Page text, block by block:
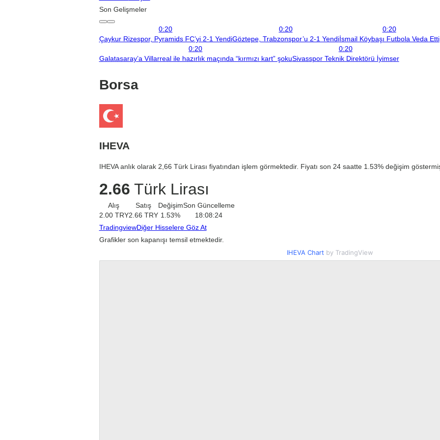
Son Gelişmeler
0:20
Çaykur Rizespor, Pyramids FC’yi 2-1 Yendi
0:20
Göztepe, Trabzonspor’u 2-1 Yendi
0:20
İsmail Köybaşı Futbola Veda Etti
0:20
Galatasaray’a Villarreal ile hazırlık maçında “kırmızı kart” şoku
0:20
Sivasspor Teknik Direktörü İyimser
Borsa
IHEVA
IHEVA anlık olarak 2,66 Türk Lirası fiyatından işlem görmektedir. Fiyatı son 24 saatte 1.53% değişim
2.66 Türk Lirası
Alış
2.00 TRY
Satış
2.66 TRY
Değişim
1.53%
Son Güncelleme
18:08:24
TradingviewDiğer Hisselere Göz At
Grafikler son kapanışı temsil etmektedir.
IHEVA Chart by TradingView